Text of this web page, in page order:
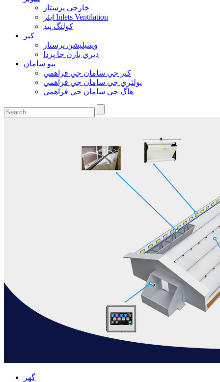
خارجي پرستار
ايئر Inlets Ventilation
کولنگ پيڊ
کير
وينٽيليشن پرستار
ڊيري بارن جا پردا
ٻيو سامان
کير جي سامان جي فراهمي
پولٽري جي سامان جي فراهمي
هاگ جي سامان جي فراهمي
گهر